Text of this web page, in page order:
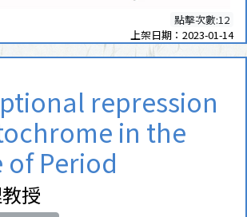
點擊次數:12
上架日期：2023-01-14
repression
in the
of Period
授